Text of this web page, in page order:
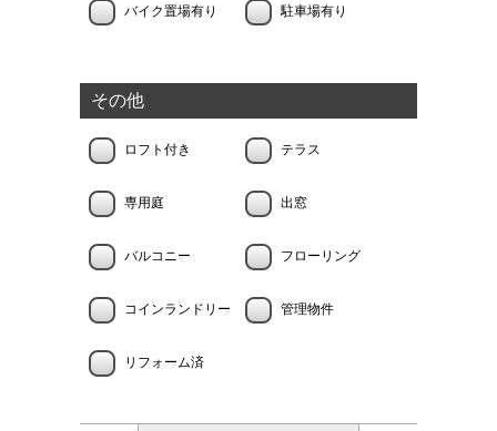
バイク置場有り 駐車場有り
その他
ロフト付き テラス
専用庭 出窓
バルコニー フローリング
コインランドリー 管理物件
リフォーム済